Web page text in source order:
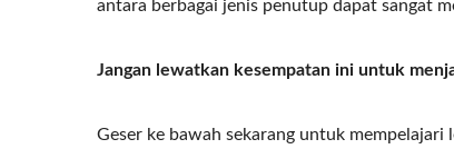
antara berbagai jenis penutup dapat sangat
Jangan lewatkan kesempatan ini untuk
Geser ke bawah sekarang untuk